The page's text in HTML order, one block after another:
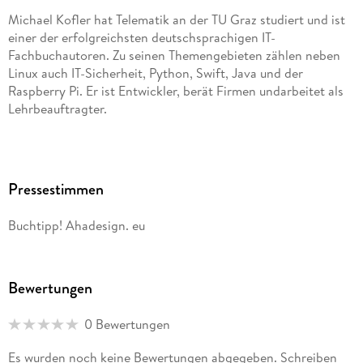
4. 5 . . . Wert- versus Referenztypen . . . 122
5. Operatoren . . . 125
128
5. 3 . . . Range-Operatoren . . . 131
6. Verzweigungen und Schleifen . . . 135
Michael Kofler hat Telematik an der TU Graz studiert und ist
einer der erfolgreichsten deutschsprachigen IT-
Fachbuchautoren. Zu seinen Themengebieten zählen neben
Linux auch IT-Sicherheit, Python, Swift, Java und der
Raspberry Pi. Er ist Entwickler, berät Firmen undarbeitet als
Lehrbeauftragter.
Pressestimmen
Buchtipp! Ahadesign. eu
Bewertungen
0 Bewertungen
Es wurden noch keine Bewertungen abgegeben. Schreiben